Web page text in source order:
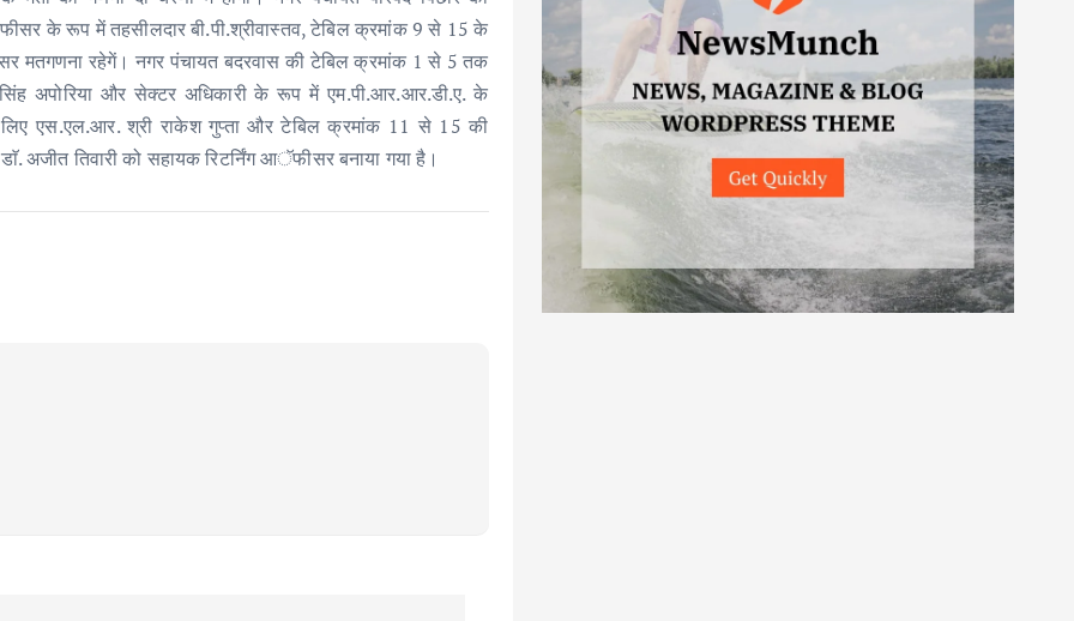
के रूप में तहसीलदार बी.पी.श्रीवास्तव, टेबिल क्रमांक 9 से 15 के
मतगणना रहेगें। नगर पंचायत बदरवास की टेबिल क्रमांक 1 से 5 तक
अपोरिया और सेक्टर अधिकारी के रूप में एम.पी.आर.आर.डी.ए. के
एस.एल.आर. श्री राकेश गुप्ता और टेबिल क्रमांक 11 से 15 की
अजीत तिवारी को सहायक रिटर्निंग आॅफीसर बनाया गया है।